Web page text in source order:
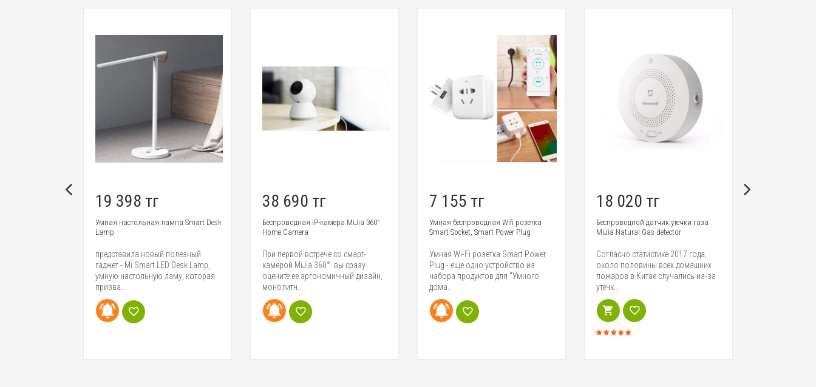
19 398 тг
Умная настольная лампа Smart Desk
Lamp
представила новый полезный
гаджет - Mi Smart LED Desk Lamp,
умную настольную ламу, которая
призва..
38 690 тг
Беспроводная IP-камера MiJia 360°
Home Camera
При первой встрече со смарт-
камерой MiJia 360° вы сразу
оцените ее эргономичный дизайн,
монолитн..
7 155 тг
Умная беспроводная Wifi розетка
Smart Socket, Smart Power Plug
Умная Wi-Fi розетка Smart Power
Plug - еще одно устройство из
набора продуктов для "Умного
дома..
18 020 тг
Беспроводной датчик утечки газа
MiJia Natural Gas detector
Согласно статистике 2017 года,
около половины всех домашних
пожаров в Китае случались из-за
утечк..